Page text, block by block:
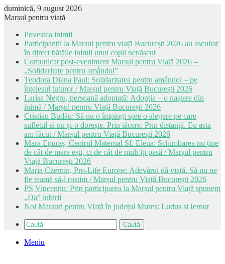
duminică, 9 august 2026
Marșul pentru viață
Povestea inimii
Participanții la Marșul pentru viață București 2026 au ascultat
în direct bătăile inimii unui copil nenăscut
Comunicat post-eveniment Marșul pentru Viață 2026 –
„Solidaritate pentru amândoi”
Teodora Diana Paul: Solidaritatea pentru amândoi – pe
înțelesul tuturor / Marșul pentru Viață București 2026
Larisa Negru, persoană adoptată: Adopția – o naștere din
inimă / Marșul pentru Viață București 2026
Cristian Budău: Să nu o împingi spre o alegere pe care
sufletul ei nu și-o dorește. Prin tăcere. Prin distanță. Eu asta
am făcut / Marșul pentru Viață București 2026
Mara Epuraș, Centrul Maternal Sf. Elena: Schimbarea nu ține
de cât de mare ești, ci de cât de mult îți pasă / Marșul pentru
Viață București 2026
Maria Czernin, Pro-Life Europe: Adevărul dă viață. Să nu ne
fie teamă să-l rostim / Marșul pentru Viață București 2026
PS Vincențiu: Prin participarea la Marșul pentru Viață spunem
„Da” iubirii
Noi Marșuri pentru Viață în județul Mureș: Luduș și Iernut
Caută
Meniu